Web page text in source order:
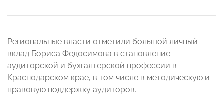
Региональные власти отметили большой личный
вклад Бориса Федосимова в становление
аудиторской и бухгалтерской профессии в
Краснодарском крае, в том числе в методическую и
правовую поддержку аудиторов.